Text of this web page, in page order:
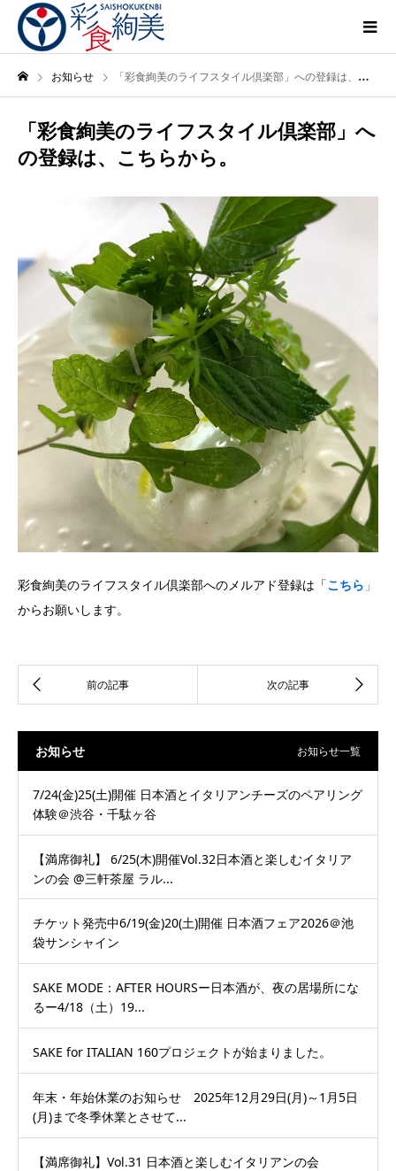
お知らせ 「彩食絢美のライフスタイル倶楽部」への登録は、こちらから。
「彩食絢美のライフスタイル倶楽部」へ
の登録は、こちらから。
彩食絢美のライフスタイル倶楽部へのメルアド登録は「こちら 」
からお願いします。
お知らせ お知らせ一覧
7/24(金)25(土)開催 日本酒とイタリアンチーズのペアリング
体験＠渋谷・千駄ヶ谷
【満席御礼】 6/25(木)開催Vol.32日本酒と楽しむイタリア
ンの会 @三軒茶屋 ラル...
チケット発売中6/19(金)20(土)開催 日本酒フェア2026＠池
袋サンシャイン
SAKE MODE：AFTER HOURSー日本酒が、夜の居場所にな
るー4/18（土）19...
SAKE for ITALIAN 160プロジェクトが始まりました。
年末・年始休業のお知らせ 2025年12月29日(月)～1月5日
(月)まで冬季休業とさせて...
【満席御礼】Vol.31 日本酒と楽しむイタリアンの会